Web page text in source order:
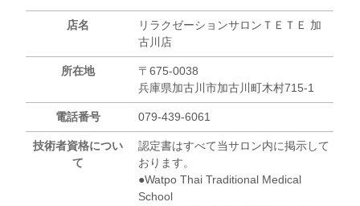
店名
リラクゼーションサロンＴＥＴＥ 加
古川店
所在地
〒675-0038
兵庫県加古川市加古川町木村715-1
電話番号 079-439-6061
技術者資格につい
て
認定書はすべて当サロン内に掲示して
おります。
●Watpo Thai Traditional Medical
School